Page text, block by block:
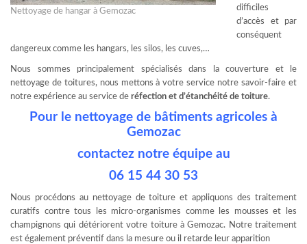
Nettoyage de hangar à Gemozac
difficiles
d’accès et par
conséquent
dangereux comme les hangars, les silos, les cuves,…
Nous sommes principalement spécialisés dans la couverture et le
nettoyage de toitures, nous mettons à votre service notre savoir-faire et
notre expérience au service de réfection et d’étanchéité de toiture.
Pour le nettoyage de bâtiments agricoles à
Gemozac
contactez notre équipe au
06 15 44 30 53
Nous procédons au nettoyage de toiture et appliquons des traitement
curatifs contre tous les micro-organismes comme les mousses et les
champignons qui détériorent votre toiture à Gemozac. Notre traitement
est également préventif dans la mesure ou il retarde leur apparition